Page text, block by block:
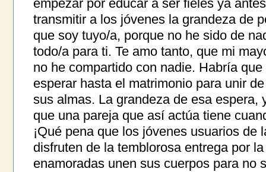
empezar por educar a ser fieles ya
transmitir a los jóvenes la grandeza de
que soy tuyo/a, porque no he sido de
todo/a para ti. Te amo tanto, que mi
no he compartido con nadie. Habría
esperar hasta el matrimonio para unir
sus almas. La grandeza de esa espera,
que una pareja que así actúa tiene
¡Qué pena que los jóvenes usuarios de
disfruten de la temblorosa entrega por
enamoradas unen sus cuerpos para no